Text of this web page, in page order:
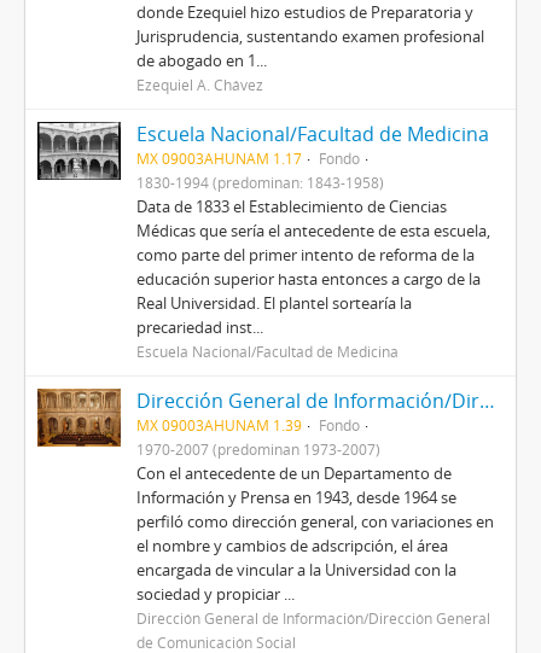
donde Ezequiel hizo estudios de Preparatoria y
Jurisprudencia, sustentando examen profesional
de abogado en 1...
Ezequiel A. Chávez
Escuela Nacional/Facultad de Medicina
MX 09003AHUNAM 1.17
Fondo
1830-1994 (predominan: 1843-1958)
Data de 1833 el Establecimiento de Ciencias
Médicas que sería el antecedente de esta escuela,
como parte del primer intento de reforma de la
educación superior hasta entonces a cargo de la
Real Universidad. El plantel sortearía la
precariedad inst...
Escuela Nacional/Facultad de Medicina
Dirección General de Información/Dirección General de Comunicación Social
MX 09003AHUNAM 1.39
Fondo
1970-2007 (predominan 1973-2007)
Con el antecedente de un Departamento de
Información y Prensa en 1943, desde 1964 se
perfiló como dirección general, con variaciones en
el nombre y cambios de adscripción, el área
encargada de vincular a la Universidad con la
sociedad y propiciar ...
Dirección General de Información/Dirección General
de Comunicación Social